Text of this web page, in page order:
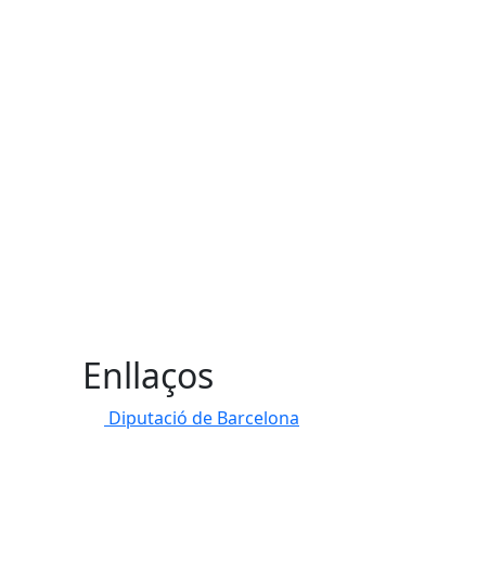
Enllaços
Diputació de Barcelona